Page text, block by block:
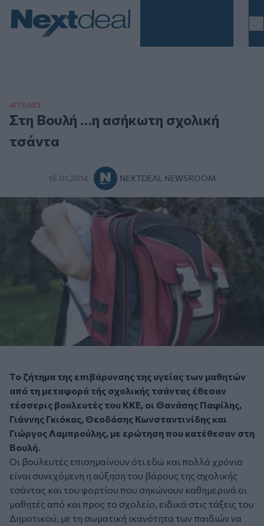
ΑΓΓΕΛΙΕΣ
Στη Βουλή …η ασήκωτη σχολική
τσάντα
16.01.2014 NEXTDEAL NEWSROOM
Το ζήτημα της επιβάρυνσης της υγείας των μαθητών
από τη μεταφορά τής σχολικής τσάντας έθεσαν
τέσσερις βουλευτές του ΚΚΕ, οι Θανάσης Παφίλης,
Γιάννης Γκιόκας, Θεοδόσης Κωνσταντινίδης και
Γιώργος Λαμπρούλης, με ερώτηση που κατέθεσαν στη
Βουλή.
Οι βουλευτές επισημαίνουν ότι εδώ και πολλά χρόνια
είναι συνεχόμενη η αύξηση του βάρους της σχολικής
τσάντας και του φορτίου που σηκώνουν καθημερινά οι
μαθητές από και προς το σχολείο, ειδικά στις τάξεις του
Δημοτικού, με τη σωματική ικανότητα των παιδιών να